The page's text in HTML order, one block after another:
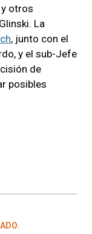
y otros
La
, junto con el
y el sub-Jefe
de
posibles